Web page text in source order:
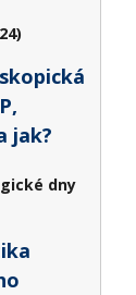
jak?
dny